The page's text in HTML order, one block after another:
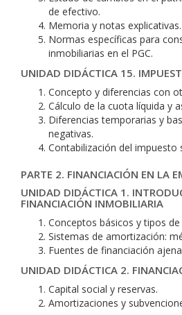
de efectivo.
Memoria y notas explicativas.
Normas específicas para
inmobiliarias en el PGC.
UNIDAD DIDÁCTICA 15.
Concepto y diferencias con
Cálculo de la cuota líquida y
Diferencias temporarias y
negativas.
Contabilización del impuesto
PARTE 2. FINANCIACIÓN EN LA
UNIDAD DIDÁCTICA 1.
FINANCIACIÓN INMOBILIARIA
Conceptos básicos y tipos
Sistemas de amortización:
Fuentes de financiación
UNIDAD DIDÁCTICA 2.
Capital social y reservas.
Amortizaciones y